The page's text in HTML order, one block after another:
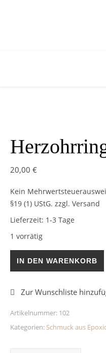
20,00 €
Kein
§19 (1) UStG. zzgl. Versand
Lieferzeit: 1-3 Tage
1 vorrätig
Herzohrringe Lila Menge
IN DEN WARENKORB
Artikelnummer: 102
Kategorien: Schmuck aus